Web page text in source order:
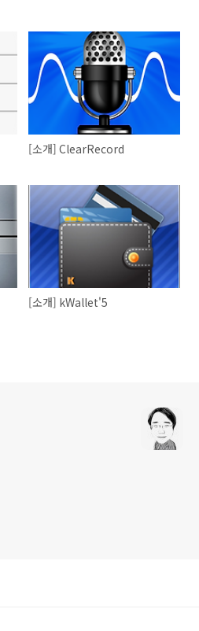
[소개] ClearRecord
[소개] kWallet'5